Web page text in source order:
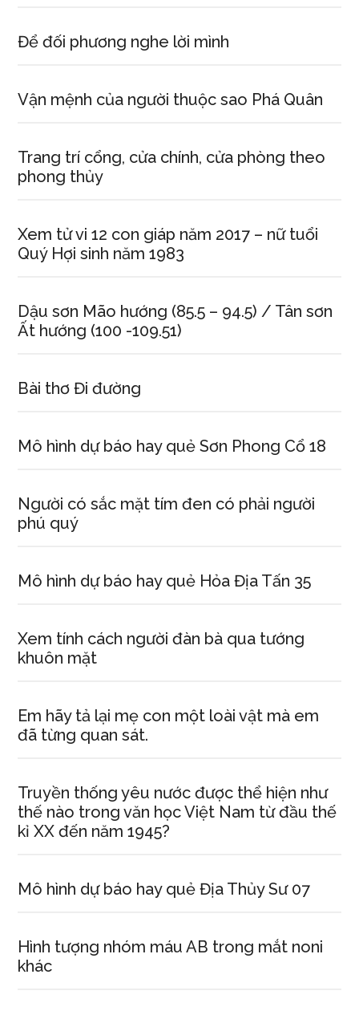
Để đối phương nghe lời mình
Vận mệnh của người thuộc sao Phá Quân
Trang trí cổng, cửa chính, cửa phòng theo
phong thủy
Xem tử vi 12 con giáp năm 2017 – nữ tuổi
Quý Hợi sinh năm 1983
Dậu sơn Mão hướng (85.5 – 94.5) / Tân sơn
Ất hướng (100 -109.51)
Bài thơ Đi đường
Mô hình dự báo hay quẻ Sơn Phong Cổ 18
Người có sắc mặt tím đen có phải người
phú quý
Mô hình dự báo hay quẻ Hỏa Địa Tấn 35
Xem tính cách người đàn bà qua tướng
khuôn mặt
Em hãy tả lại mẹ con một loài vật mà em
đã từng quan sát.
Truyền thống yêu nước được thể hiện như
thế nào trong văn học Việt Nam từ đầu thế
kỉ XX đến năm 1945?
Mô hình dự báo hay quẻ Địa Thủy Sư 07
Hình tượng nhóm máu AB trong mắt noni
khác